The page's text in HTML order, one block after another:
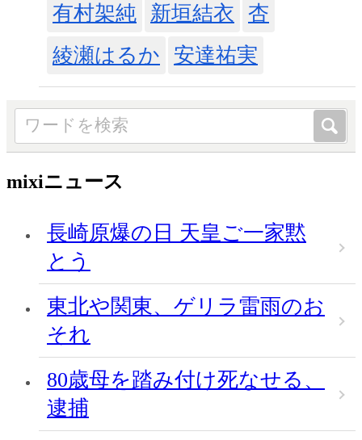
有村架純 新垣結衣
杏
綾瀬はるか
安達祐実
mixiニュース
長崎原爆の日 天皇ご一家黙
とう
東北や関東、ゲリラ雷雨のお
それ
80歳母を踏み付け死なせる、
逮捕